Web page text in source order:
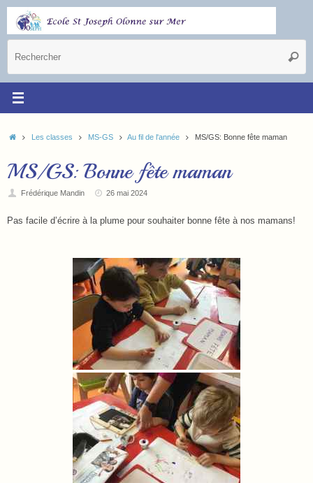
Les classes MS-GS Au fil de l'année MS/GS: Bonne fête maman
MS/GS: Bonne fête maman
Frédérique Mandin 26 mai 2024
Pas facile d’écrire à la plume pour souhaiter bonne fête à nos mamans!